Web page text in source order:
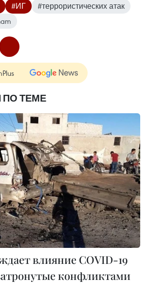
#ИГ
#террористических атак
ТЕМЕ
влияние COVID-19
конфликтами